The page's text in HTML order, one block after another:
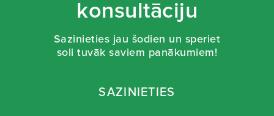
konsultāciju
Sazinieties jau šodien un speriet
soli tuvāk saviem panākumiem!
SAZINIETIES